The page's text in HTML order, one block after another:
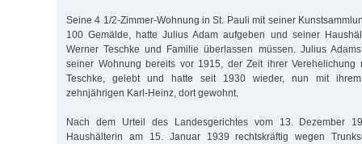
Seine 4 1/2-Zimmer-Wohnung in St. Pauli mit seiner
100 Gemälde, hatte Julius Adam aufgeben und seiner
Werner Teschke und Familie überlassen müssen. Julius
seiner Wohnung bereits vor 1915, der Zeit ihrer Verehelichung
Teschke, gelebt und hatte seit 1930 wieder, nun mit
zehnjährigen Karl-Heinz, dort gewohnt.
Nach dem Urteil des Landesgerichtes vom 13. Dezember
Haushälterin am 15. Januar 1939 rechtskräftig wegen